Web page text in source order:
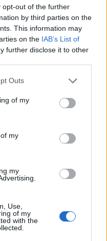
opt-out of the further
by third parties on the
This information may
on the IAB’s List of
further disclose it to other
one or more Google
You may click to
its third-party tags to
in below Google
Outs
of my
my
my
Use,
of my
with the
főleg ha a
szóval most
tippet.
ha itt az ideje a